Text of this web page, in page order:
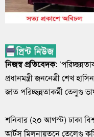
নিজস্ব প্রতিবেদক:
প্রধানমন্ত্রী জননেত্রী শেখ
জাত পরিচ্ছন্নতাকর্মী তেলুগু
শনিবার (২০ আগস্ট) ঢাকা
আর্টস মিলনায়তনে তেলেগু